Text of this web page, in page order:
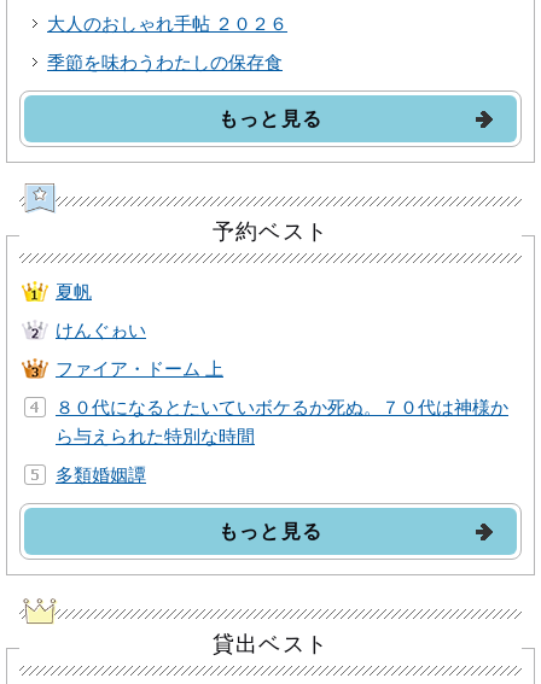
大人のおしゃれ手帖 ２０２６
季節を味わうわたしの保存食
もっと見る
予約ベスト
夏帆
けんぐゎい
ファイア・ドーム 上
８０代になるとたいていボケるか死ぬ。７０代は神様か
ら与えられた特別な時間
多類婚姻譚
もっと見る
貸出ベスト